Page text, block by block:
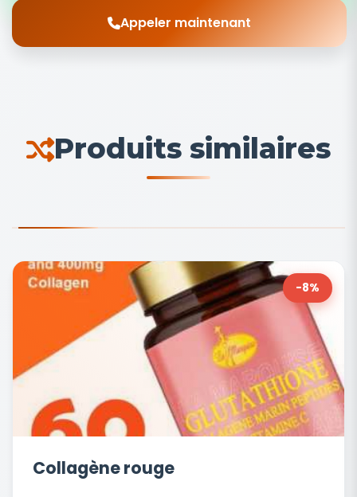
Appeler maintenant
Produits similaires
-8%
Collagène rouge